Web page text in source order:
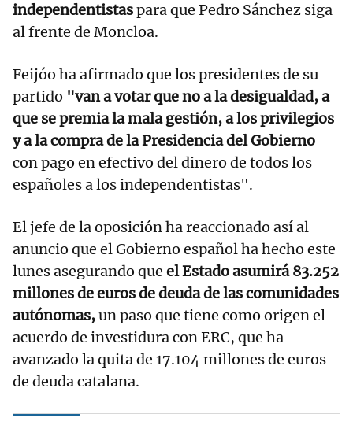
independentistaspara que Pedro Sánchez siga
al frente de Moncloa.
Feijóo ha afirmado que los presidentes de su
partido "van a votar que no a la desigualdad, a
que se premia la mala gestión, a los privilegios
y a la compra de la Presidencia del Gobierno
con pago en efectivo del dinero de todos los
españoles a los independentistas".
El jefe de la oposición ha reaccionado así al
anuncio que el Gobierno español ha hecho este
lunes asegurando que el Estado asumirá 83.252
millones de euros de deuda de las comunidades
autónomas,un paso que tiene como origen el
acuerdo de investidura con ERC, que ha
avanzado la quita de 17.104 millones de euros
de deuda catalana.